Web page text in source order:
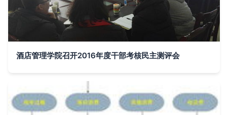
酒店管理学院召开2016年度干部考核民主测评会